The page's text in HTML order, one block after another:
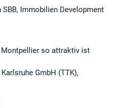
Immobilien Development
Montpellier so attraktiv ist
GmbH (TTK),